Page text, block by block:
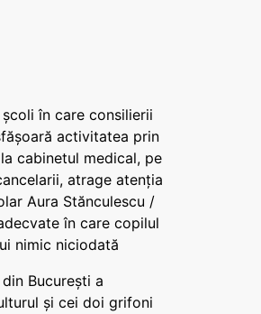
în care consilierii
activitatea prin
cabinetul medical, pe
atrage atenția
Aura Stănculescu /
în care copilul
nimic niciodată
București a
și cei doi grifoni